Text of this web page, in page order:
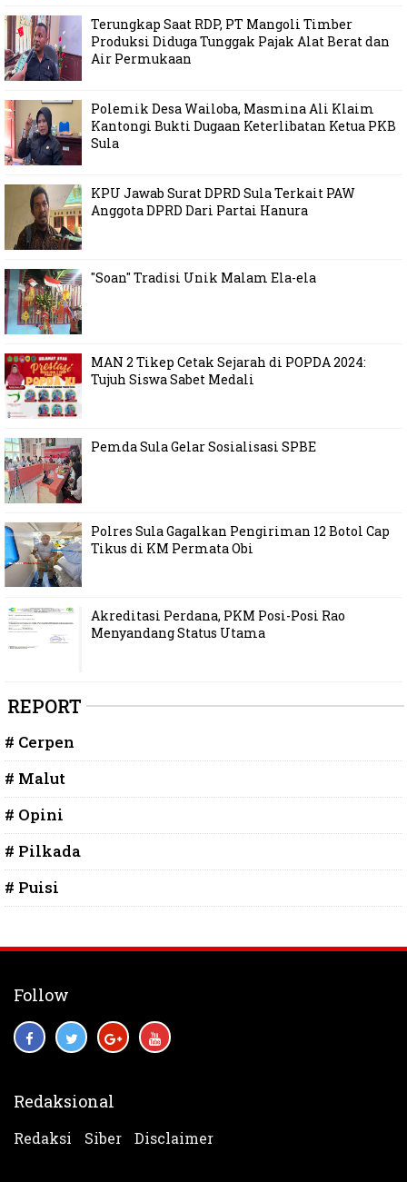
Terungkap Saat RDP, PT Mangoli Timber
Produksi Diduga Tunggak Pajak Alat Berat dan
Air Permukaan
Polemik Desa Wailoba, Masmina Ali Klaim
Kantongi Bukti Dugaan Keterlibatan Ketua PKB
Sula
KPU Jawab Surat DPRD Sula Terkait PAW
Anggota DPRD Dari Partai Hanura
"Soan" Tradisi Unik Malam Ela-ela
MAN 2 Tikep Cetak Sejarah di POPDA 2024:
Tujuh Siswa Sabet Medali
Pemda Sula Gelar Sosialisasi SPBE
Polres Sula Gagalkan Pengiriman 12 Botol Cap
Tikus di KM Permata Obi
Akreditasi Perdana, PKM Posi-Posi Rao
Menyandang Status Utama
REPORT
# Cerpen
# Malut
# Opini
# Pilkada
# Puisi
Follow
Redaksional
Redaksi Siber Disclaimer